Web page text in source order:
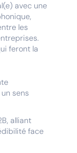
avec une
les
feront la
sens
alliant
face